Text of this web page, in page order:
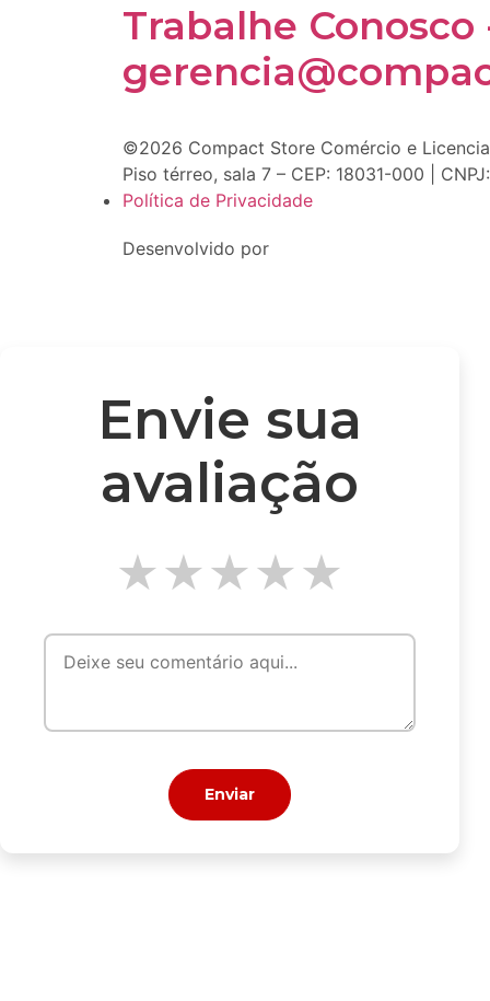
Trabalhe Conosco
©2026 Compact Store Comércio e
Piso térreo, sala 7 – CEP: 18031-000 |
Política de Privacidade
Desenvolvido por
Envie sua
avaliação
★★★★★
Enviar